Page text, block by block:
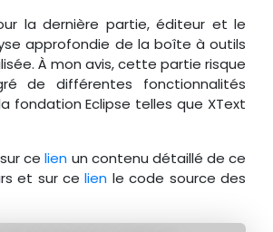
la dernière partie, éditeur et le
approfondie de la boîte à outils
À mon avis, cette partie risque
de différentes fonctionnalités
fondation Eclipse telles que XText
celien un contenu détaillé de ce
et sur celien le code source des